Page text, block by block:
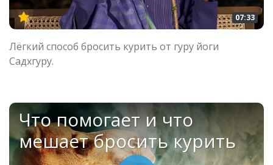
07:33
Лёгкий способ бросить курить от гуру йоги
Садхгуру.
Что помогает и что
мешает бросить курить